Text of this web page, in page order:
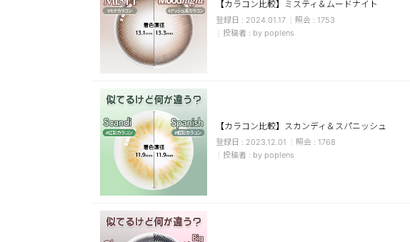
【カラコン比較】ミスティ＆ムードナイト
2024.01.17
1753
by poplens
【カラコン比較】スカンディ＆スパニッシュ
2023.12.01
1768
by poplens